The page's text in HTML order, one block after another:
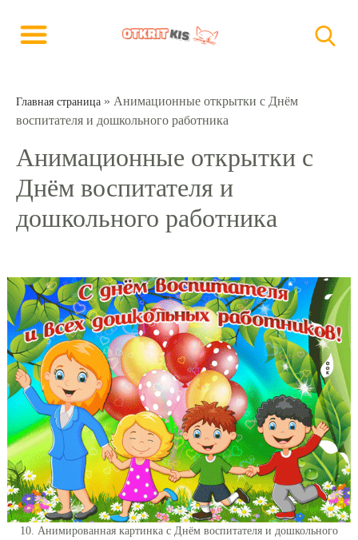
Главная страница » Анимационные открытки с Днём
воспитателя и дошкольного работника
Анимационные открытки с
Днём воспитателя и
дошкольного работника
10. Анимированная картинка с Днём воспитателя и дошкольного